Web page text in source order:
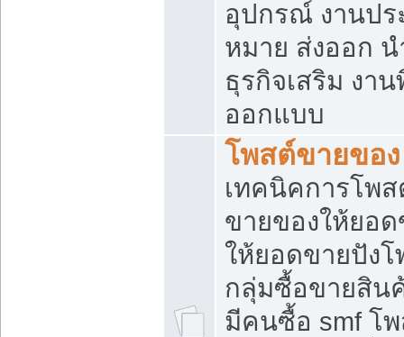
อุปกรณ์ งานป
หมาย ส่งออก น
ธุรกิจเสริม งา
ออกแบบ
โพสต์ขายของ
เทคนิคการโพ
ขายของให้ยอ
ให้ยอดขายปัง
กลุ่มซื้อขายสิน
มีคนซื้อ smf โ